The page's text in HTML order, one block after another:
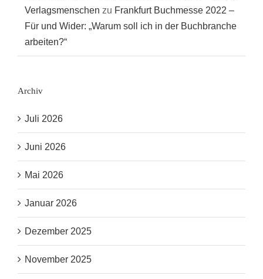
Verlagsmenschen zu Frankfurt Buchmesse 2022 –
Für und Wider: „Warum soll ich in der Buchbranche
arbeiten?“
Archiv
Juli 2026
Juni 2026
Mai 2026
Januar 2026
Dezember 2025
November 2025